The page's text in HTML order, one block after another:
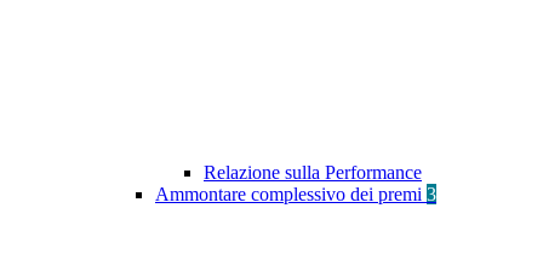
Relazione sulla Performance
Ammontare complessivo dei premi 3